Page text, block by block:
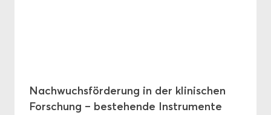
Nach­wuchs­för­de­rung in der kli­ni­schen
For­schung – be­stehen­de In­stru­men­te